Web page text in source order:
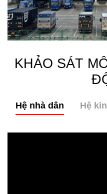
KHẢO SÁT
Hệ nhà dân Hệ